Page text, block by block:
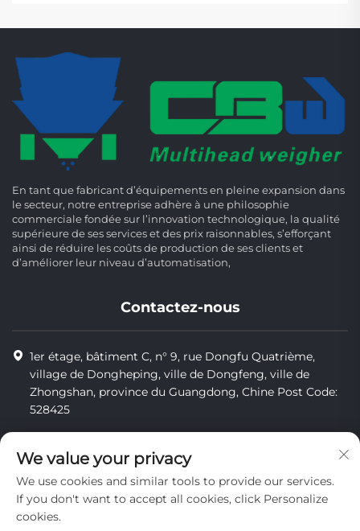
En tant que fabricant d’équipements en pleine expansion dans
le secteur, notre entreprise adhère à une philosophie
commerciale fondée sur l’innovation technologique, la qualité
supérieure de ses services et des prix raisonnables, s’efforçant
ainsi de réduire les coûts de production de ses clients et
d’améliorer leur niveau d’automatisation,
Contactez-nous
1er étage, bâtiment C, n° 9, rue Dongfu Quatrième,
village de Dongheping, ville de Dongfeng, ville de
Zhongshan, province du Guangdong, Chine Post Code:
528425
[email protected]
We value your privacy
We use cookies and similar tools to provide our services.
If you don't want to accept all cookies, click Personalize
cookies.